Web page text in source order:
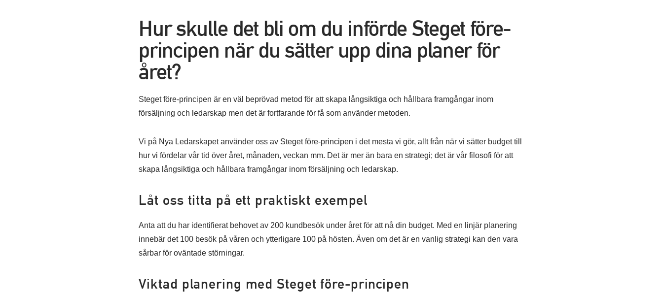
Hur skulle det bli om du införde Steget före-
principen när du sätter upp dina planer för
året?
Steget före-principen är en väl beprövad metod för att skapa långsiktiga och hållbara framgångar inom
försäljning och ledarskap men det är fortfarande för få som använder metoden.
Vi på Nya Ledarskapet använder oss av Steget före-principen i det mesta vi gör, allt från när vi sätter budget till
hur vi fördelar vår tid över året, månaden, veckan mm. Det är mer än bara en strategi; det är vår filosofi för att
skapa långsiktiga och hållbara framgångar inom försäljning och ledarskap.
Låt oss titta på ett praktiskt exempel
Anta att du har identifierat behovet av 200 kundbesök under året för att nå din budget. Med en linjär planering
innebär det 100 besök på våren och ytterligare 100 på hösten. Även om det är en vanlig strategi kan den vara
sårbar för oväntade störningar.
Viktad planering med Steget före-principen